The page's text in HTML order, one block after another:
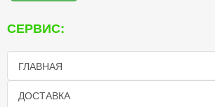
СЕРВИС:
ГЛАВНАЯ
ДОСТАВКА